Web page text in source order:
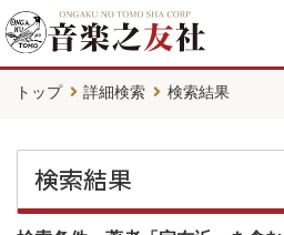
トップ 詳細検索 検索結果
検索結果